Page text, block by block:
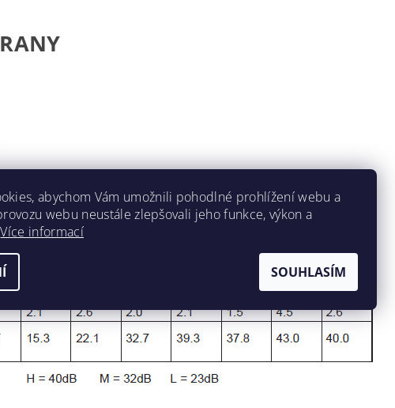
ÚTLUMU
abychom Vám umožnili pohodlné prohlížení webu a
webu neustále zlepšovali jeho funkce, výkon a
Více informací
SOUHLASÍM